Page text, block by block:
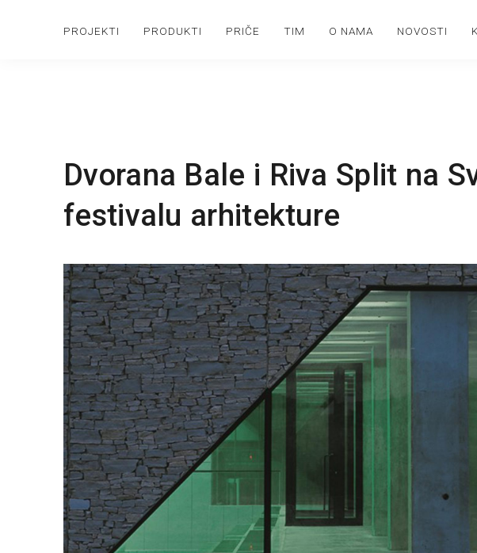
PROJEKTI PRODUKTI PRIČE TIM O NAMA NOVOSTI
Dvorana Bale i Riva Split na
festivalu arhitekture